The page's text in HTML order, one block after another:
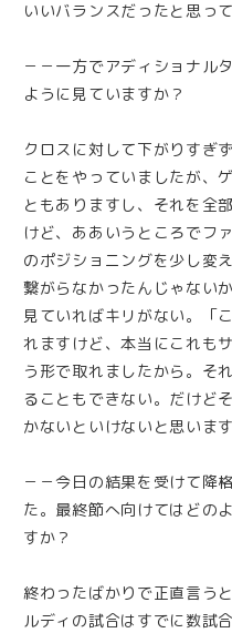
いいバランスだったと思って
－－一方でアディショナル
ように見ていますか？
クロスに対して下がりすぎ
ことをやっていましたが、
ともありますし、それを全
けど、ああいうところでフ
のポジショニングを少し変
繋がらなかったんじゃない
見ていればキリがない。「
れますけど、本当にこれも
う形で取れましたから。そ
ることもできない。だけど
かないといけないと思います
－－今日の結果を受けて降
た。最終節へ向けてはどの
すか？
終わったばかりで正直言う
ルディの試合はすでに数試